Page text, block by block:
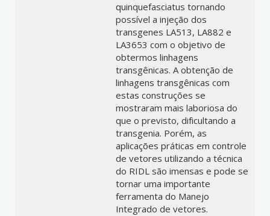
quinquefasciatus tornando
possível a injeção dos
transgenes LA513, LA882 e
LA3653 com o objetivo de
obtermos linhagens
transgênicas. A obtenção de
linhagens transgênicas com
estas construções se
mostraram mais laboriosa do
que o previsto, dificultando a
transgenia. Porém, as
aplicações práticas em controle
de vetores utilizando a técnica
do RIDL são imensas e pode se
tornar uma importante
ferramenta do Manejo
Integrado de vetores.